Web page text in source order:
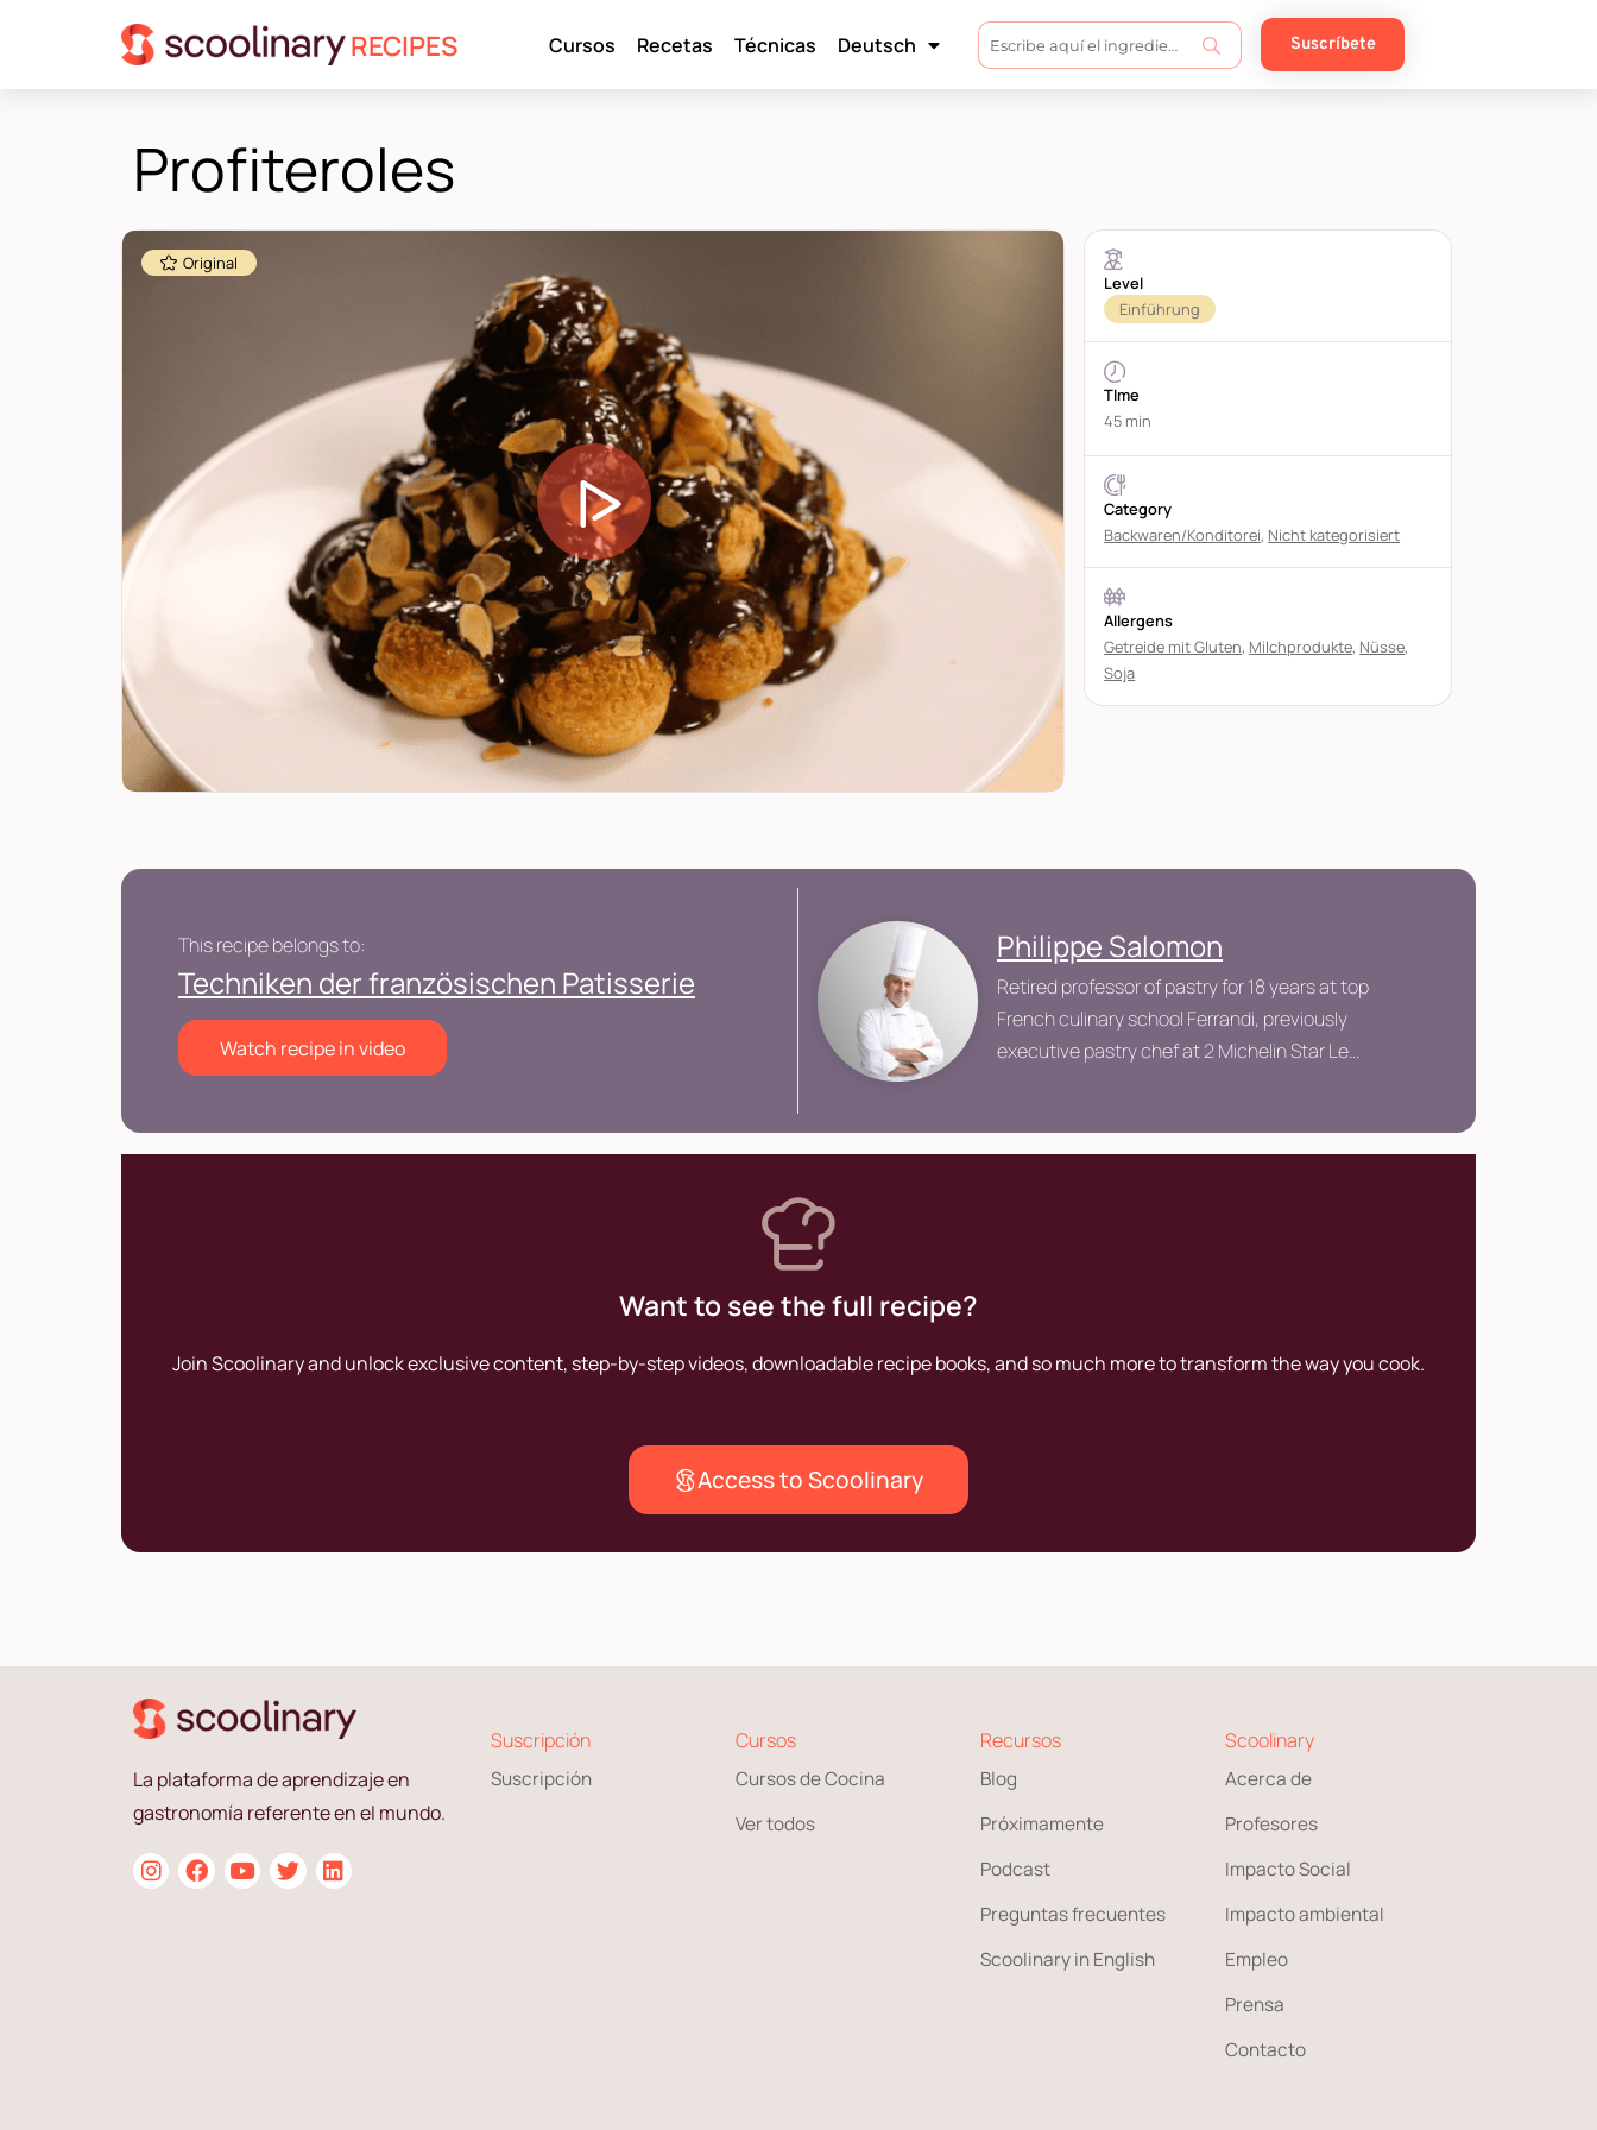
RECIPES Cursos Recetas Técnicas Deutsch Suscríbete
Profiteroles
Original
Level
Einführung
TIme
45 min
Category
Backwaren/Konditorei, Nicht kategorisiert
Allergens
Getreide mit Gluten, Milchprodukte, Nüsse,
Soja
This recipe belongs to:
Techniken der französischen Patisserie
Watch recipe in video
Philippe Salomon
Retired professor of pastry for 18 years at top
French culinary school Ferrandi, previously
executive pastry chef at 2 Michelin Star Le
Want to see the full recipe?
Join Scoolinary and unlock exclusive content, step-by-step videos, downloadable recipe books, and so much more to transform the way you cook.
Access to Scoolinary
La plataforma de aprendizaje en
gastronomía referente en el mundo.
Suscripción
Suscripción
Cursos
Cursos de Cocina
Ver todos
Recursos
Blog
Próximamente
Podcast
Preguntas frecuentes
Scoolinary in English
Scoolinary
Acerca de
Profesores
Impacto Social
Impacto ambiental
Empleo
Prensa
Contacto